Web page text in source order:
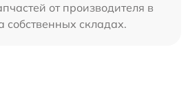
от производителя в
собственных складах.